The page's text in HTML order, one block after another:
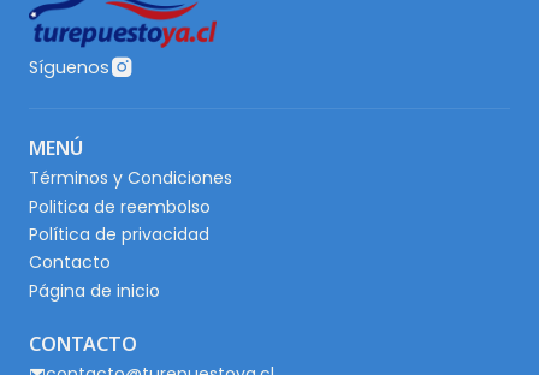
Síguenos
MENÚ
Términos y Condiciones
Politica de reembolso
Política de privacidad
Contacto
Página de inicio
CONTACTO